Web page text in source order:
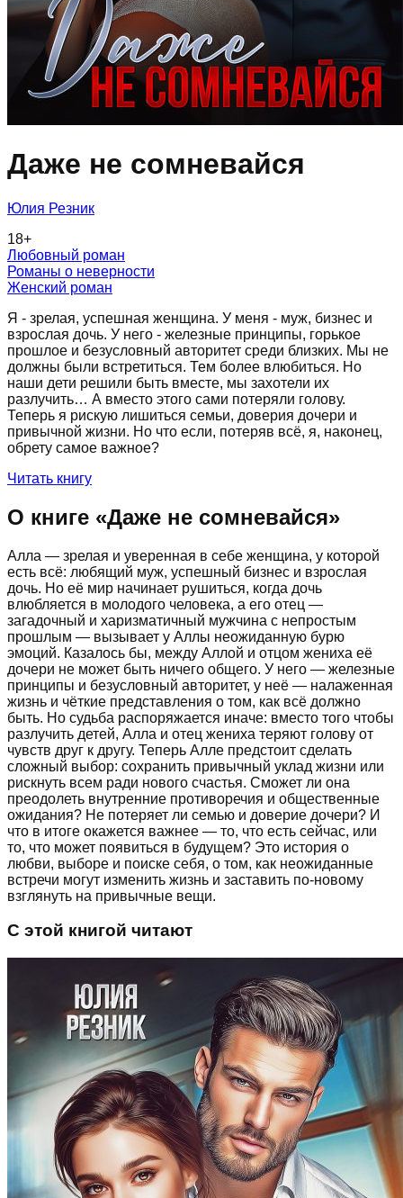
Даже не сомневайся
Юлия Резник
18+
Любовный роман
Романы о неверности
Женский роман
Я - зрелая, успешная женщина. У меня - муж, бизнес и
взрослая дочь. У него - железные принципы, горькое
прошлое и безусловный авторитет среди близких. Мы не
должны были встретиться. Тем более влюбиться. Но
наши дети решили быть вместе, мы захотели их
разлучить… А вместо этого сами потеряли голову.
Теперь я рискую лишиться семьи, доверия дочери и
привычной жизни. Но что если, потеряв всё, я, наконец,
обрету самое важное?
Читать книгу
О книге «Даже не сомневайся»
Алла — зрелая и уверенная в себе женщина, у которой
есть всё: любящий муж, успешный бизнес и взрослая
дочь. Но её мир начинает рушиться, когда дочь
влюбляется в молодого человека, а его отец —
загадочный и харизматичный мужчина с непростым
прошлым — вызывает у Аллы неожиданную бурю
эмоций. Казалось бы, между Аллой и отцом жениха её
дочери не может быть ничего общего. У него — железные
принципы и безусловный авторитет, у неё — налаженная
жизнь и чёткие представления о том, как всё должно
быть. Но судьба распоряжается иначе: вместо того чтобы
разлучить детей, Алла и отец жениха теряют голову от
чувств друг к другу. Теперь Алле предстоит сделать
сложный выбор: сохранить привычный уклад жизни или
рискнуть всем ради нового счастья. Сможет ли она
преодолеть внутренние противоречия и общественные
ожидания? Не потеряет ли семью и доверие дочери? И
что в итоге окажется важнее — то, что есть сейчас, или
то, что может появиться в будущем? Это история о
любви, выборе и поиске себя, о том, как неожиданные
встречи могут изменить жизнь и заставить по-новому
взглянуть на привычные вещи.
С этой книгой читают